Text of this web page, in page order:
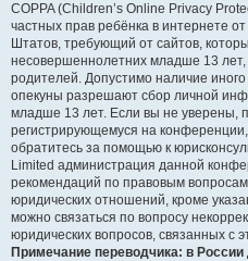
COPPA (Children’s Online Privacy
частных прав ребёнка в интернете
Штатов, требующий от сайтов,
несовершеннолетних младше 13 лет,
родителей. Допустимо наличие
опекуны разрешают сбор личной
младше 13 лет. Если вы не уверены,
регистрирующемуся на
обратитесь за помощью к
Limited администрация данной
рекомендаций по правовым
юридических отношений, кроме
можно связаться по вопросу
юридических вопросов, связанных с
Примечание переводчика: в